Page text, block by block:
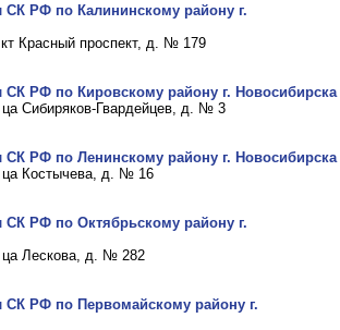
СК РФ по Калининскому району г.
Красный проспект, д. № 179
СК РФ по Кировскому району г. Новосибирска
Сибиряков-Гвардейцев, д. № 3
СК РФ по Ленинскому району г. Новосибирска
ца Костычева, д. № 16
СК РФ по Октябрьскому району г.
ца Лескова, д. № 282
СК РФ по Первомайскому району г.